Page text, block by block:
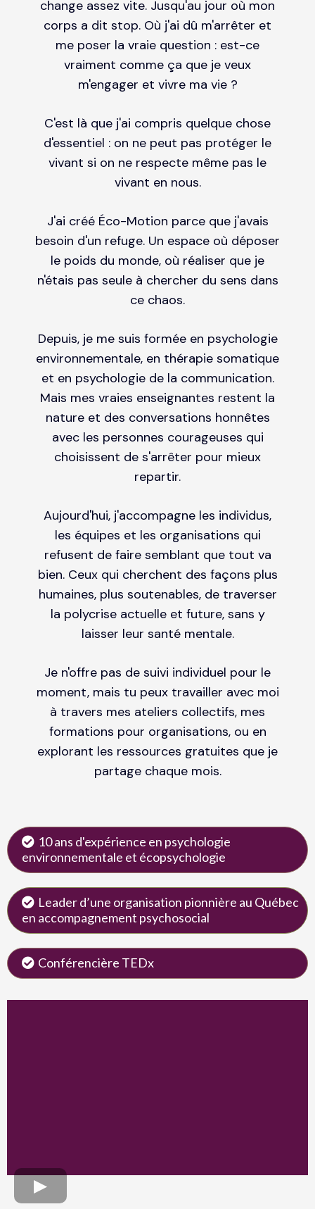
change assez vite. Jusqu'au jour où mon
corps a dit stop. Où j'ai dû m'arrêter et
me poser la vraie question : est-ce
vraiment comme ça que je veux
m'engager et vivre ma vie ?
C'est là que j'ai compris quelque chose
d'essentiel : on ne peut pas protéger le
vivant si on ne respecte même pas le
vivant en nous.
J'ai créé Éco-Motion parce que j'avais
besoin d'un refuge. Un espace où déposer
le poids du monde, où réaliser que je
n'étais pas seule à chercher du sens dans
ce chaos.
Depuis, je me suis formée en psychologie
environnementale, en thérapie somatique
et en psychologie de la communication.
Mais mes vraies enseignantes restent la
nature et des conversations honnêtes
avec les personnes courageuses qui
choisissent de s'arrêter pour mieux
repartir.
Aujourd'hui, j'accompagne les individus,
les équipes et les organisations qui
refusent de faire semblant que tout va
bien. Ceux qui cherchent des façons plus
humaines, plus soutenables, de traverser
la polycrise actuelle et future, sans y
laisser leur santé mentale.
Je n'offre pas de suivi individuel pour le
moment, mais tu peux travailler avec moi
à travers mes ateliers collectifs, mes
formations pour organisations, ou en
explorant les ressources gratuites que je
partage chaque mois.
10 ans d'expérience en psychologie
environnementale et écopsychologie
Leader d’une organisation pionnière au Québec
en accompagnement psychosocial
Conférencière TEDx